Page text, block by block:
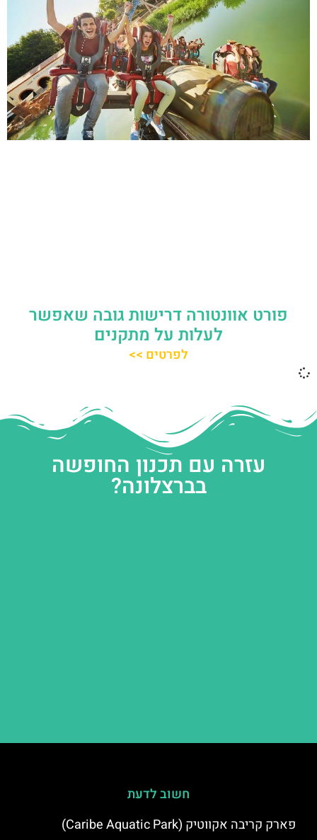
פורט אוונטורה דרישות גובה שאפשר
לעלות על מתקנים
לפרטים >>
עזרה עם תכנון החופשה
בברצלונה?
חשוב לדעת
פארק קריבה אקווטיק (Caribe Aquatic Park)